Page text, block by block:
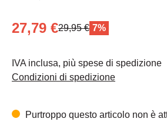
27,79 €29,95 € 7%
IVA inclusa, più spese di spedizione
Condizioni di spedizione
Purtroppo questo articolo non è